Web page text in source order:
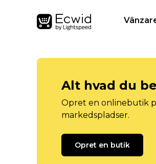
Alt hvad du
Opret en onlinebutik
markedspladser.
Opret en butik